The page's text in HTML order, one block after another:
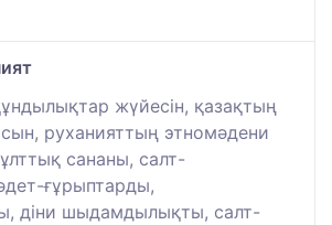
жүйесін, қазақтың
руханияттың этномәдени
сананы, салт-
ғұрыптарды,
діни шыдамдылықты, салт-